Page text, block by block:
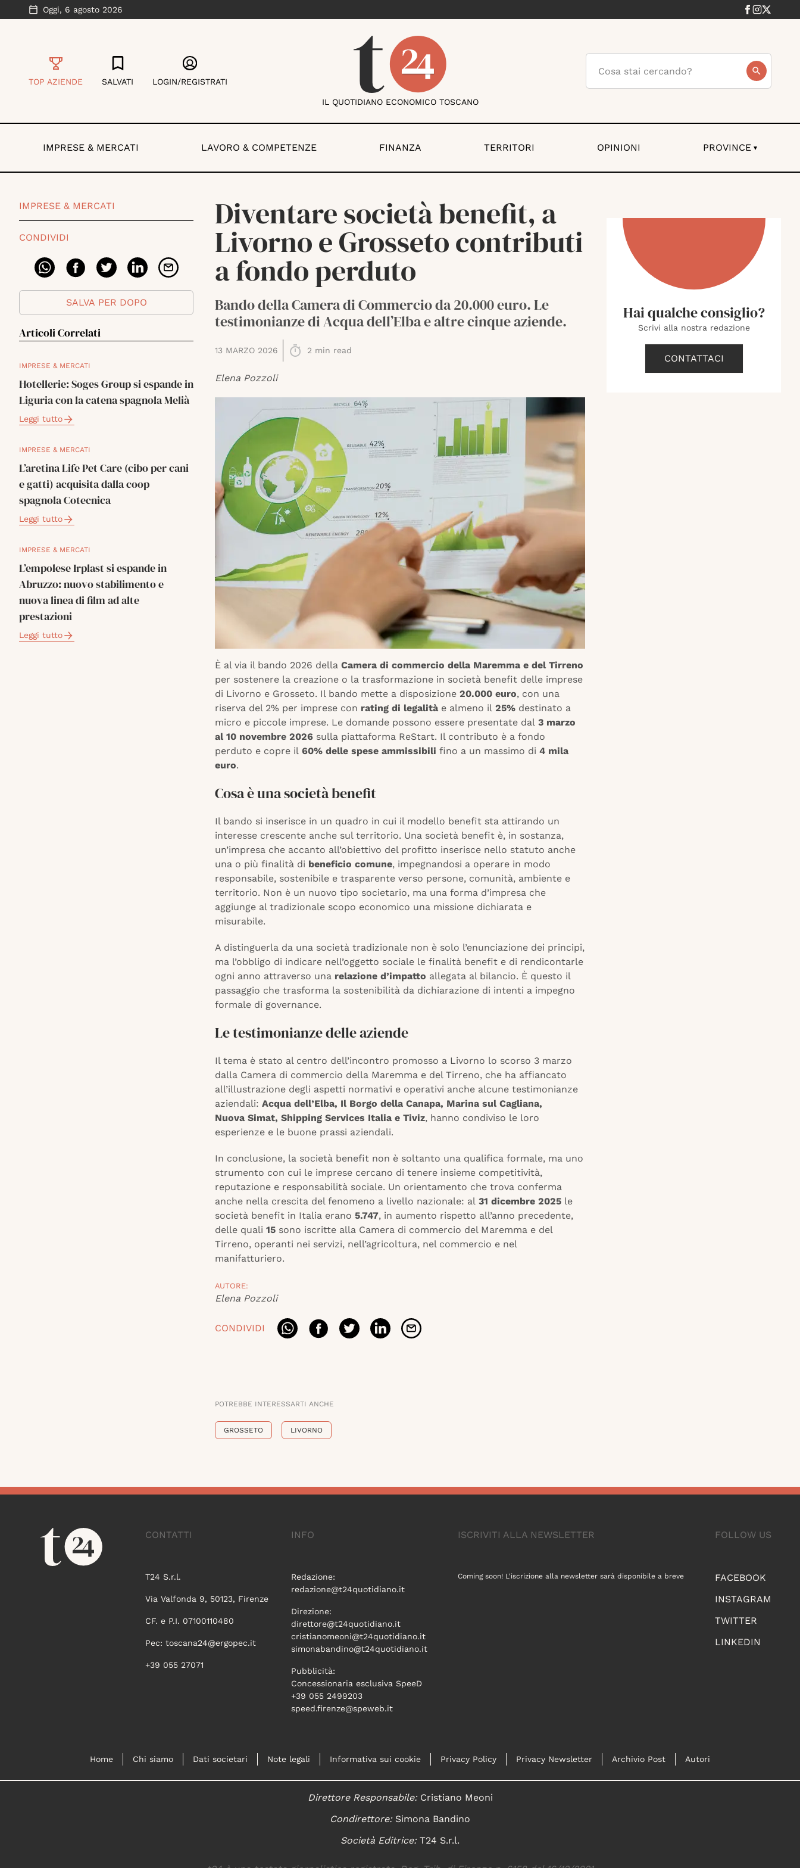
Oggi, 6 agosto 2026
TOP AZIENDE SALVATI LOGIN/REGISTRATI
IL QUOTIDIANO ECONOMICO TOSCANO
IMPRESE & MERCATI LAVORO & COMPETENZE FINANZA TERRITORI OPINIONI PROVINCE ▾
IMPRESE & MERCATI
CONDIVIDI
SALVA PER DOPO
Articoli Correlati
IMPRESE & MERCATI
Hotellerie: Soges Group si espande in
Liguria con la catena spagnola Melià
Leggi tutto
IMPRESE & MERCATI
L’aretina Life Pet Care (cibo per cani
e gatti) acquisita dalla coop
spagnola Cotecnica
Leggi tutto
IMPRESE & MERCATI
L’empolese Irplast si espande in
Abruzzo: nuovo stabilimento e
nuova linea di film ad alte
prestazioni
Leggi tutto
Diventare società benefit, a
Livorno e Grosseto contributi
a fondo perduto
Bando della Camera di Commercio da 20.000 euro. Le
testimonianze di Acqua dell’Elba e altre cinque aziende.
13 MARZO 2026 2 min read
Elena Pozzoli
È al via il bando 2026 della Camera di commercio della Maremma e del Tirreno
per sostenere la creazione o la trasformazione in società benefit delle imprese
di Livorno e Grosseto. Il bando mette a disposizione 20.000 euro, con una
riserva del 2% per imprese con rating di legalità e almeno il 25% destinato a
micro e piccole imprese. Le domande possono essere presentate dal 3 marzo
al 10 novembre 2026 sulla piattaforma ReStart. Il contributo è a fondo
perduto e copre il 60% delle spese ammissibili fino a un massimo di 4 mila
euro.
Cosa è una società benefit
Il bando si inserisce in un quadro in cui il modello benefit sta attirando un
interesse crescente anche sul territorio. Una società benefit è, in sostanza,
un’impresa che accanto all’obiettivo del profitto inserisce nello statuto anche
una o più finalità di beneficio comune, impegnandosi a operare in modo
responsabile, sostenibile e trasparente verso persone, comunità, ambiente e
territorio. Non è un nuovo tipo societario, ma una forma d’impresa che
aggiunge al tradizionale scopo economico una missione dichiarata e
misurabile.
A distinguerla da una società tradizionale non è solo l’enunciazione dei principi,
ma l’obbligo di indicare nell’oggetto sociale le finalità benefit e di rendicontarle
ogni anno attraverso una relazione d’impatto allegata al bilancio. È questo il
passaggio che trasforma la sostenibilità da dichiarazione di intenti a impegno
formale di governance.
Le testimonianze delle aziende
Il tema è stato al centro dell’incontro promosso a Livorno lo scorso 3 marzo
dalla Camera di commercio della Maremma e del Tirreno, che ha affiancato
all’illustrazione degli aspetti normativi e operativi anche alcune testimonianze
aziendali: Acqua dell’Elba, Il Borgo della Canapa, Marina sul Cagliana,
Nuova Simat, Shipping Services Italia e Tiviz, hanno condiviso le loro
esperienze e le buone prassi aziendali.
In conclusione, la società benefit non è soltanto una qualifica formale, ma uno
strumento con cui le imprese cercano di tenere insieme competitività,
reputazione e responsabilità sociale. Un orientamento che trova conferma
anche nella crescita del fenomeno a livello nazionale: al 31 dicembre 2025 le
società benefit in Italia erano 5.747, in aumento rispetto all’anno precedente,
delle quali 15 sono iscritte alla Camera di commercio del Maremma e del
Tirreno, operanti nei servizi, nell’agricoltura, nel commercio e nel
manifatturiero.
AUTORE:
Elena Pozzoli
CONDIVIDI
POTREBBE INTERESSARTI ANCHE
GROSSETO LIVORNO
Hai qualche consiglio?
Scrivi alla nostra redazione
CONTATTACI
CONTATTI
T24 S.r.l.
Via Valfonda 9, 50123, Firenze
CF. e P.I. 07100110480
Pec: toscana24@ergopec.it
+39 055 27071
INFO
Redazione:
redazione@t24quotidiano.it
Direzione:
direttore@t24quotidiano.it
cristianomeoni@t24quotidiano.it
simonabandino@t24quotidiano.it
Pubblicità:
Concessionaria esclusiva SpeeD
+39 055 2499203
speed.firenze@speweb.it
FOLLOW US
FACEBOOK
INSTAGRAM
TWITTER
LINKEDIN
ISCRIVITI ALLA NEWSLETTER
Coming soon! L'iscrizione alla newsletter sarà disponibile a breve
Home Chi siamo Dati societari Note legali Informativa sui cookie Privacy Policy Privacy Newsletter Archivio Post Autori
Direttore Responsabile:Cristiano Meoni
Condirettore:Simona Bandino
Società Editrice:T24 S.r.l.